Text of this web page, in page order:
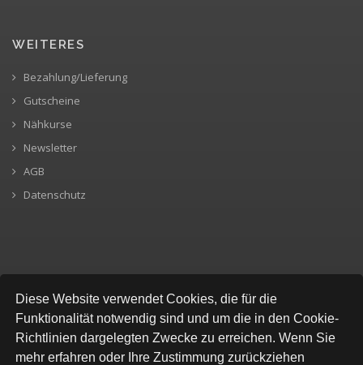
Diese Website verwendet Cookies, die für die
Funktionalität notwendig sind und um die in den Cookie-
Richtlinien dargelegten Zwecke zu erreichen. Wenn Sie
mehr erfahren oder Ihre Zustimmung zurückziehen
WEITERES
Bezahlung/Lieferung
Gutscheine
Nähkurse
Newsletter
AGB
Datenschutz
SICHERE BEZAHLUNG